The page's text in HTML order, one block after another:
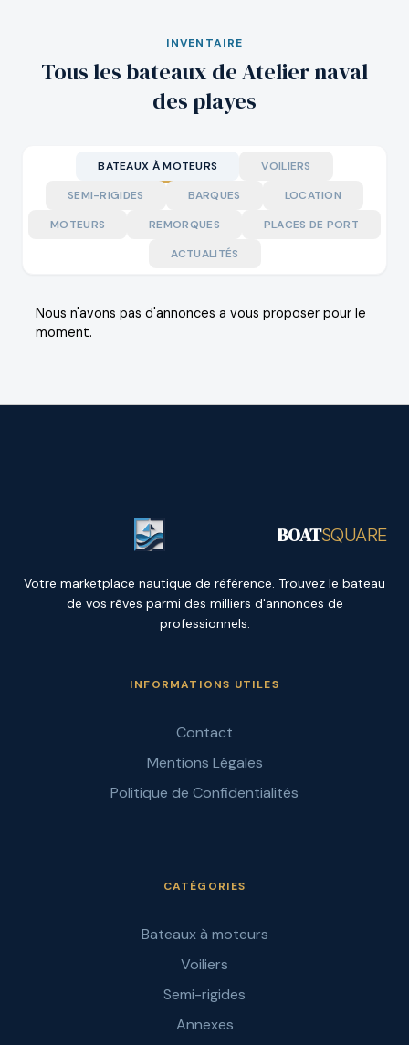
INVENTAIRE
Tous les bateaux de Atelier naval
des playes
BATEAUX À MOTEURS
VOILIERS
SEMI-RIGIDES
BARQUES
LOCATION
MOTEURS
REMORQUES
PLACES DE PORT
ACTUALITÉS
Nous n'avons pas d'annonces a vous proposer pour le
moment.
BOATSQUARE
Votre marketplace nautique de référence. Trouvez le bateau
de vos rêves parmi des milliers d'annonces de
professionnels.
INFORMATIONS UTILES
Contact
Mentions Légales
Politique de Confidentialités
CATÉGORIES
Bateaux à moteurs
Voiliers
Semi-rigides
Annexes